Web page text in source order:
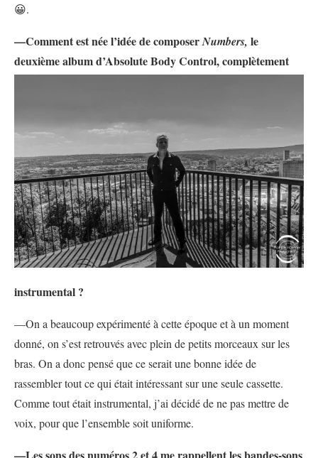
😀.
—Comment est née l’idée de composerNumbers, le
deuxième album d’Absolute Body Control,complètement
instrumental ?
—On a beaucoup expérimenté à cette époque et à un moment
donné, on s’est retrouvés avec plein de petits morceaux sur les
bras. On a donc pensé que ce serait une bonne idée de
rassembler tout ce qui était intéressant sur une seule cassette.
Comme tout était instrumental, j’ai décidé de ne pas mettre de
voix, pour que l’ensemble soit uniforme.
—Les sons des numéros 2 et 4 me rappellent les bandes-sons